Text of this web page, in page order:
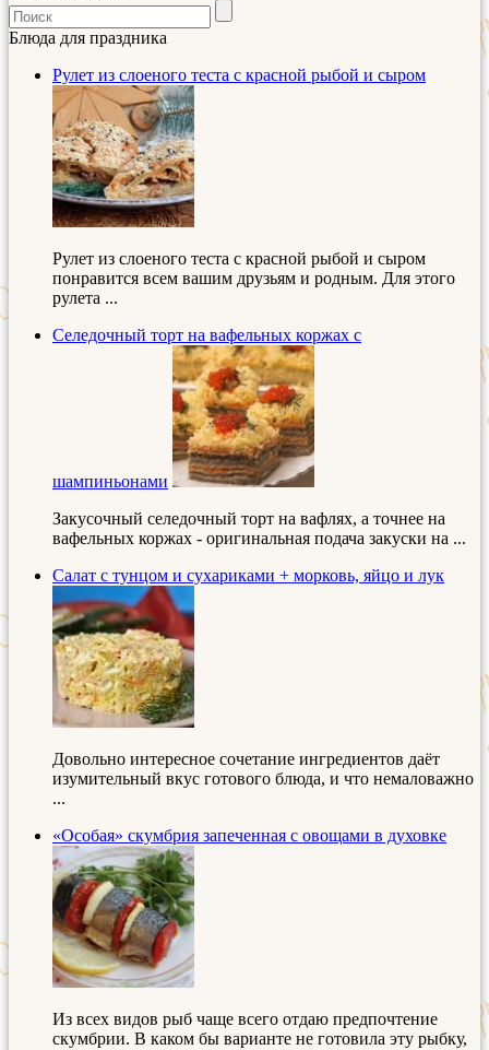
Блюда для праздника
Рулет из слоеного теста с красной рыбой и сыром
Рулет из слоеного теста с красной рыбой и сыром
понравится всем вашим друзьям и родным. Для этого
рулета ...
Селедочный торт на вафельных коржах с
шампиньонами
Закусочный селедочный торт на вафлях, а точнее на
вафельных коржах - оригинальная подача закуски на ...
Салат с тунцом и сухариками + морковь, яйцо и лук
Довольно интересное сочетание ингредиентов даёт
изумительный вкус готового блюда, и что немаловажно
...
«Особая» скумбрия запеченная с овощами в духовке
Из всех видов рыб чаще всего отдаю предпочтение
скумбрии. В каком бы варианте не готовила эту рыбку,